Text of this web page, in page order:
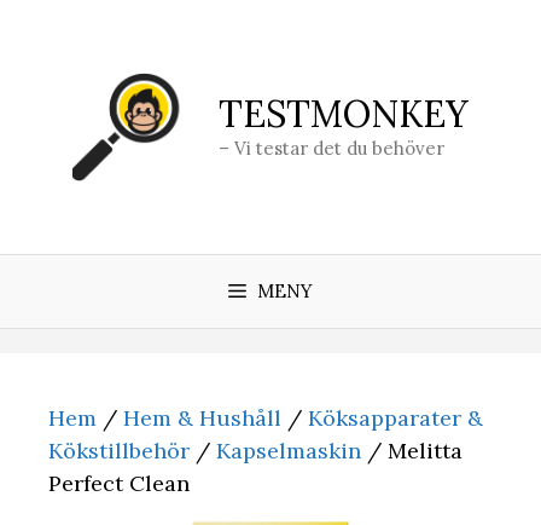
TESTMONKEY
– Vi testar det du behöver
MENY
Hem / Hem & Hushåll / Köksapparater &
Kökstillbehör / Kapselmaskin / Melitta
Perfect Clean